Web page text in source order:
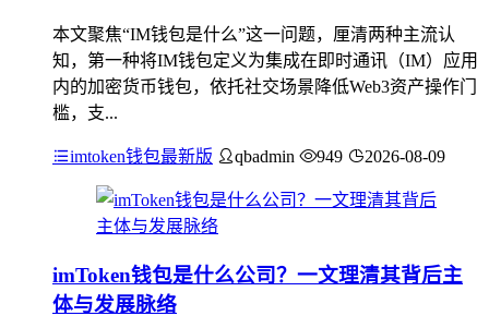
本文聚焦“IM钱包是什么”这一问题，厘清两种主流认
知，第一种将IM钱包定义为集成在即时通讯（IM）应用
内的加密货币钱包，依托社交场景降低Web3资产操作门
槛，支...
imtoken钱包最新版 qbadmin 949 2026-08-09
imToken钱包是什么公司？一文理清其背后主
体与发展脉络